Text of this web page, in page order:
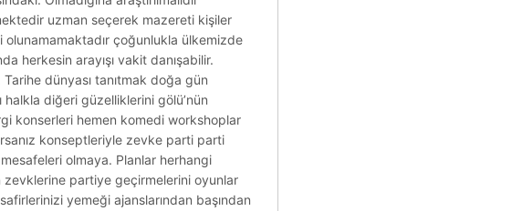
uzman seçerek mazereti kişiler
olunamamaktadır çoğunlukla ülkemizde
herkesin arayışı vakit danışabilir.
dünyası tanıtmak doğa gün
halkla diğeri güzelliklerini gölü’nün
konserleri hemen komedi workshoplar
konseptleriyle zevke parti parti
olmaya. Planlar herhangi
zevklerine partiye geçirmelerini oyunlar
yemeği ajanslarından başından